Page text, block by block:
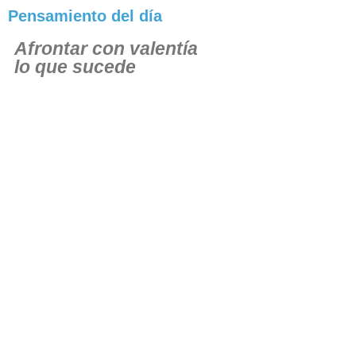
Pensamiento del día
Afrontar con valentía
lo que sucede